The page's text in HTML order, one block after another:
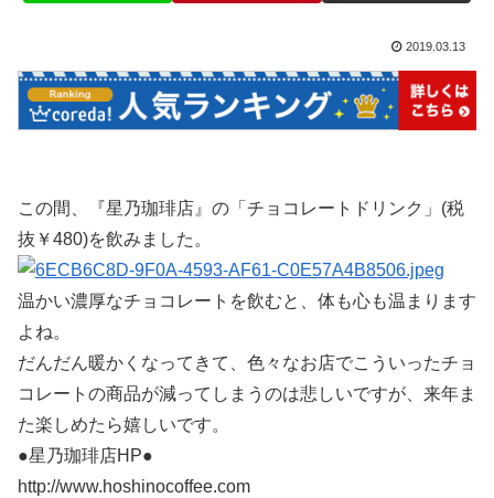
2019.03.13
この間、『星乃珈琲店』の「チョコレートドリンク」(税
抜￥480)を飲みました。
温かい濃厚なチョコレートを飲むと、体も心も温まります
よね。
だんだん暖かくなってきて、色々なお店でこういったチョ
コレートの商品が減ってしまうのは悲しいですが、来年ま
た楽しめたら嬉しいです。
●星乃珈琲店HP●
http://www.hoshinocoffee.com